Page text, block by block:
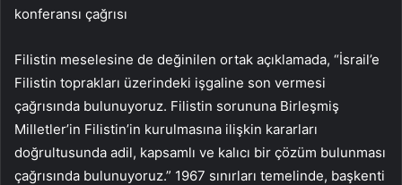
konferansı çağrısı
Filistin meselesine de değinilen ortak açıklamada, “İsrail’e
Filistin toprakları üzerindeki işgaline son vermesi
çağrısında bulunuyoruz. Filistin sorununa Birleşmiş
Milletler’in Filistin’in kurulmasına ilişkin kararları
doğrultusunda adil, kapsamlı ve kalıcı bir çözüm bulunması
çağrısında bulunuyoruz.” 1967 sınırları temelinde, başkenti